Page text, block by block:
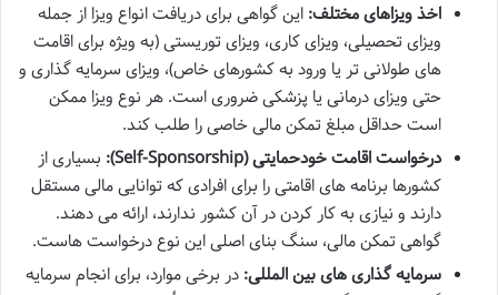
اخذ ویزاهای مختلف: این گواهی برای دریافت انواع ویزا از جمله
ویزای تحصیلی، ویزای کاری، ویزای توریستی (به ویژه برای اقامت
های طولانی تر یا ورود به کشورهای خاص)، ویزای سرمایه گذاری و
حتی ویزای درمانی یا پزشکی ضروری است. هر نوع ویزا ممکن
است حداقل مبلغ تمکن مالی خاصی را طلب کند.
درخواست اقامت خودحمایتی (Self-Sponsorship):
بسیاری از
کشورها برنامه های اقامتی را برای افرادی که توانایی مالی مستقل
دارند و نیازی به کار کردن در آن کشور ندارند، ارائه می دهند.
گواهی تمکن مالی، سنگ بنای اصلی این نوع درخواست هاست.
سرمایه گذاری های بین المللی: در برخی موارد، برای انجام سرمایه